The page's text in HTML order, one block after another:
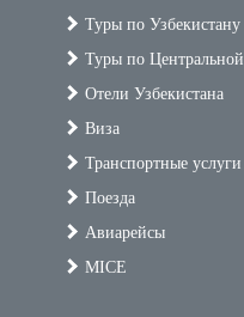
Туры по Узбекистану
Туры по
Отели Узбекистана
Виза
Транспортные услуги
Поезда
Авиарейсы
MICE